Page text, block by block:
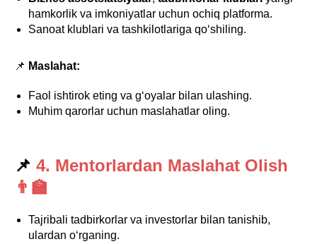
hamkorlik va imkoniyatlar uchun ochiq platforma.
Sanoat klublari va tashkilotlariga qo‘shiling.
📌 Maslahat:
Faol ishtirok eting va g‘oyalar bilan ulashing.
Muhim qarorlar uchun maslahatlar oling.
📌 4. Mentorlardan Maslahat Olish
👨‍🏫
Tajribali tadbirkorlar va investorlar bilan tanishib,
ulardan o‘rganing.